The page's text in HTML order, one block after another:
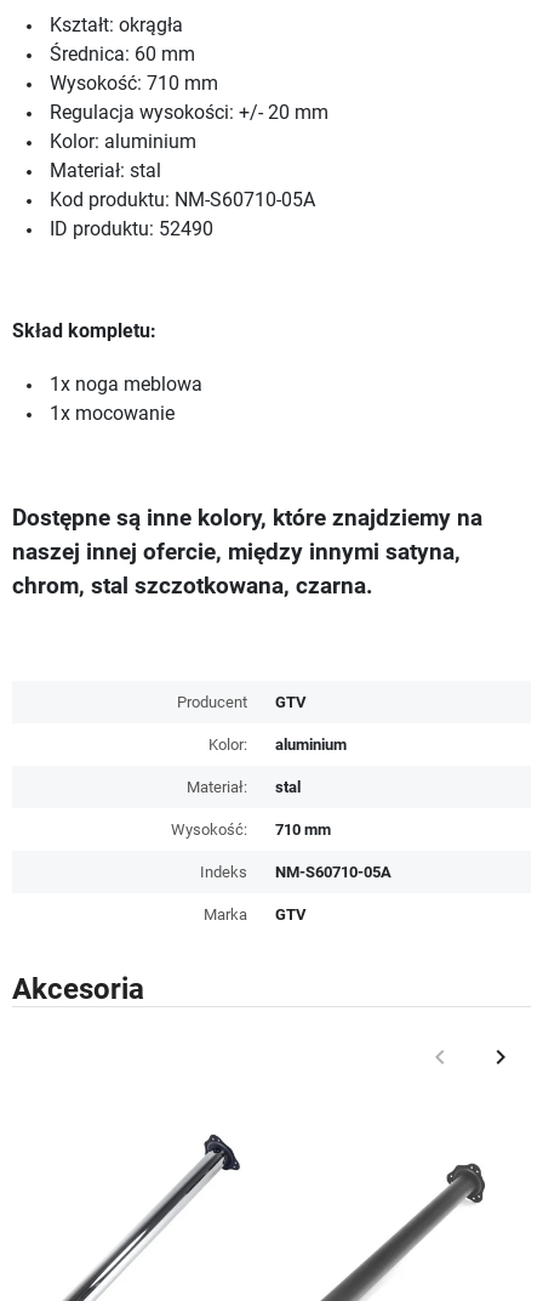
Kształt: okrągła
Średnica: 60 mm
Wysokość: 710 mm
Regulacja wysokości: +/- 20 mm
Kolor: aluminium
Materiał: stal
Kod produktu: NM-S60710-05A
ID produktu: 52490
Skład kompletu:
1x noga meblowa
1x mocowanie
Dostępne są inne kolory, które znajdziemy na
naszej innej ofercie, między innymi satyna,
chrom, stal szczotkowana, czarna.
Producent GTV
Kolor: aluminium
Materiał: stal
Wysokość: 710 mm
Indeks NM-S60710-05A
Marka GTV
Akcesoria
Poprzedni
keyboard_arrow_left keyboard_arrow_right